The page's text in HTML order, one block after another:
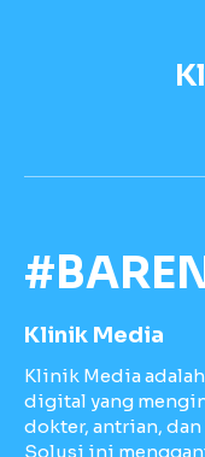
Klinik Media
Klinik Media
digital yang
dokter, antrian,
Solusi ini